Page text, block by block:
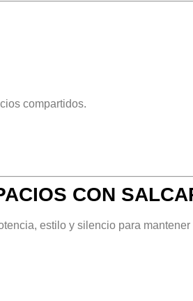
compartidos.
CON
estilo y silencio para